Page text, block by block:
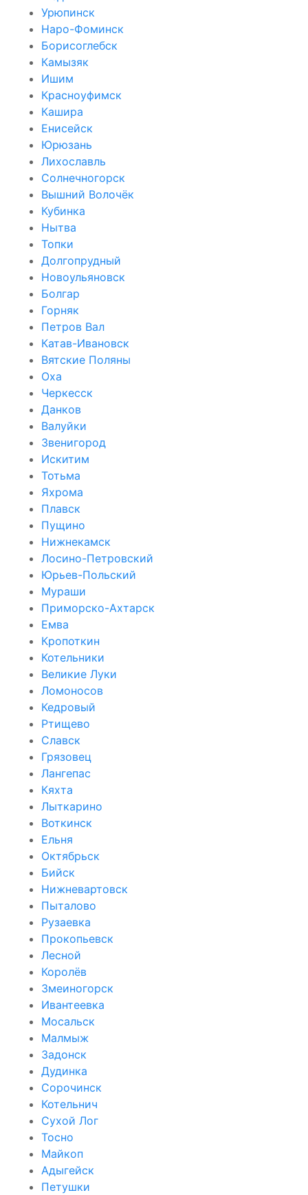
Урюпинск
Наро-Фоминск
Борисоглебск
Камызяк
Ишим
Красноуфимск
Кашира
Енисейск
Юрюзань
Лихославль
Солнечногорск
Вышний Волочёк
Кубинка
Нытва
Топки
Долгопрудный
Новоульяновск
Болгар
Горняк
Петров Вал
Катав-Ивановск
Вятские Поляны
Оха
Черкесск
Данков
Валуйки
Звенигород
Искитим
Тотьма
Яхрома
Плавск
Пущино
Нижнекамск
Лосино-Петровский
Юрьев-Польский
Мураши
Приморско-Ахтарск
Емва
Кропоткин
Котельники
Великие Луки
Ломоносов
Кедровый
Ртищево
Славск
Грязовец
Лангепас
Кяхта
Лыткарино
Воткинск
Ельня
Октябрьск
Бийск
Нижневартовск
Пыталово
Рузаевка
Прокопьевск
Лесной
Королёв
Змеиногорск
Ивантеевка
Мосальск
Малмыж
Задонск
Дудинка
Сорочинск
Котельнич
Сухой Лог
Тосно
Майкоп
Адыгейск
Петушки